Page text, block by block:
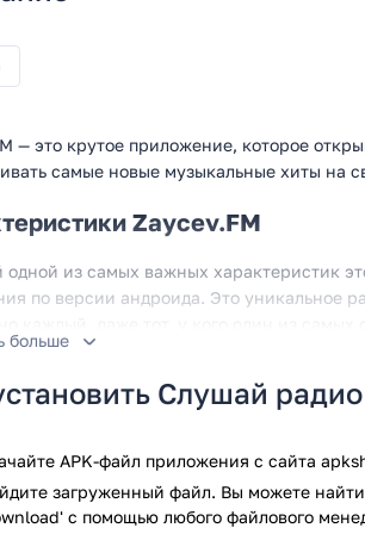
— это крутое приложение, которое
самые новые музыкальные хиты на
Zaycev.FM
из самых важных характеристик
по версии андроида. Это уникальное
к версии операционной системы
можно назвать самым главным плюсом
о памяти и не нужно больше
в своём смартфоне. Zaycev.FM — это
отзывов от своих пользователей.
больше
Слушай
APK-файл приложения с сайта
загруженный файл. Вы можете
с помощью любого файлового